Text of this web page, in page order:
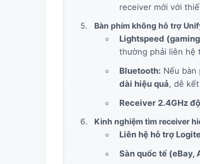
receiver mới với
Bàn phím không hỗ trợ
Lightspeed
thường phải liên hệ
Bluetooth: Nếu bàn
dài hiệu quả, dễ
Receiver 2.4GHz
Kinh nghiệm tìm receiver
Liên hệ hỗ trợ
Sàn quốc tế (eBay,